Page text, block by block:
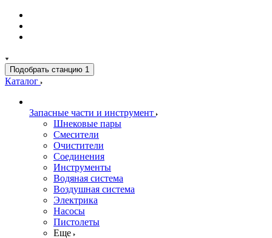
Подобрать станцию 1
Каталог
Запасные части и инструмент
Шнековые пары
Смесители
Очистители
Соединения
Инструменты
Водяная система
Воздушная система
Электрика
Насосы
Пистолеты
Еще